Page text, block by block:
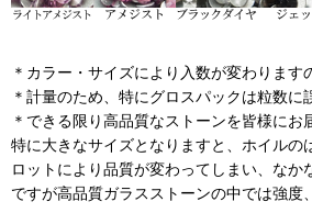
＊カラー・サイズにより入数が変わります
＊計量のため、特にグロスパックは粒数
＊できる限り高品質なストーンを皆様に
特に大きなサイズとなりますと、ホイルの
ロットにより品質が変わってしまい、なか
ですが高品質ガラスストーンの中では強度